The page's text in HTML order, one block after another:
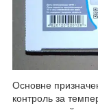
Основне
контроль за